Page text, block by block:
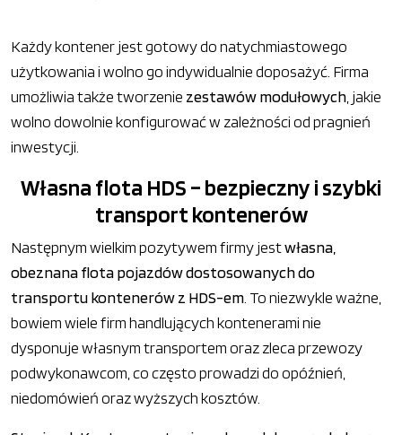
Każdy kontener jest gotowy do natychmiastowego
użytkowania i wolno go indywidualnie doposażyć. Firma
umożliwia także tworzenie zestawów modułowych, jakie
wolno dowolnie konfigurować w zależności od pragnień
inwestycji.
Własna flota HDS – bezpieczny i szybki
transport kontenerów
Następnym wielkim pozytywem firmy jestwłasna,
obeznana flota pojazdów dostosowanych do
transportu kontenerów z HDS-em. To niezwykle ważne,
bowiem wiele firm handlujących kontenerami nie
dysponuje własnym transportem oraz zleca przewozy
podwykonawcom, co często prowadzi do opóźnień,
niedomówień oraz wyższych kosztów.